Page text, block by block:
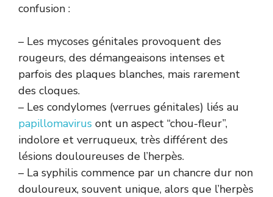
confusion :
– Les mycoses génitales provoquent des
rougeurs, des démangeaisons intenses et
parfois des plaques blanches, mais rarement
des cloques.
– Les condylomes (verrues génitales) liés au
papillomavirus ont un aspect “chou-fleur”,
indolore et verruqueux, très différent des
lésions douloureuses de l’herpès.
– La syphilis commence par un chancre dur non
douloureux, souvent unique, alors que l’herpès